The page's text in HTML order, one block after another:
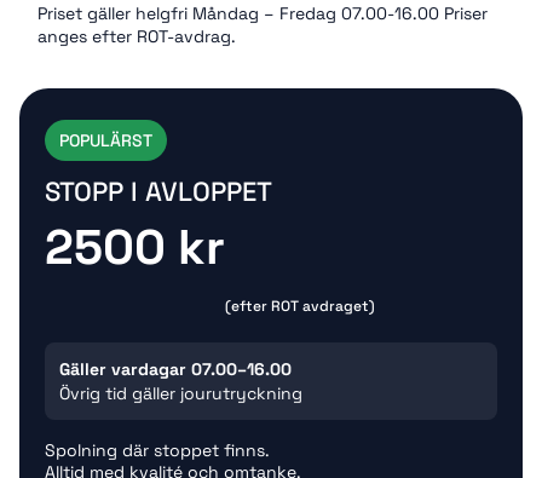
Priset gäller helgfri Måndag – Fredag 07.00-16.00 Priser
anges efter ROT-avdrag.
POPULÄRST
STOPP I AVLOPPET
2500 kr
(efter ROT avdraget)
Gäller vardagar 07.00–16.00
Övrig tid gäller jourutryckning
Spolning där stoppet finns.
Alltid med kvalité och omtanke.